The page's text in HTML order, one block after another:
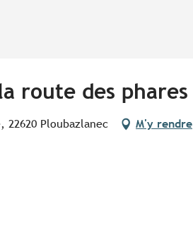
route des phares
22620 Ploubazlanec M'y rendre